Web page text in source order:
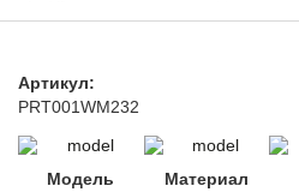
Артикул:
PRT001WM232
Модель Материал